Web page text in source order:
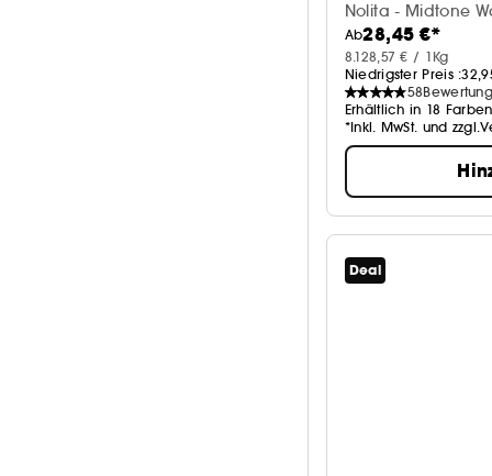
Nolita - Midtone
Ab28,45 €*
8.128,57 € / 1Kg
Niedrigster Preis :
58
Erhältlich in 18 Farben
*Inkl. MwSt. und
Deal